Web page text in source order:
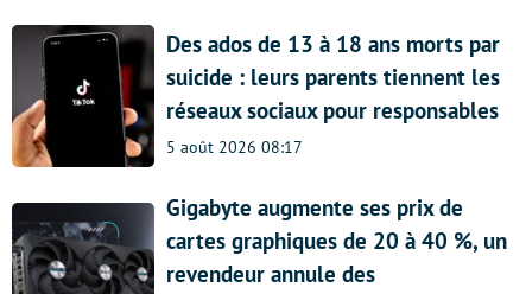
Des ados de 13 à 18 ans morts par
suicide : leurs parents tiennent les
réseaux sociaux pour responsables
5 août 2026 08:17
Gigabyte augmente ses prix de
cartes graphiques de 20 à 40 %, un
revendeur annule des